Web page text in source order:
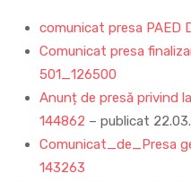
comunicat presa PAED
Comunicat presa
501_126500
Anunț de presă privind
144862 – publicat
Comunicat_de_Presa
143263